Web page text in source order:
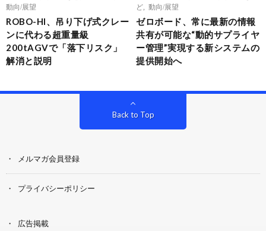
動向/展望
ROBO-HI、吊り下げ式クレー
ンに代わる超重量級
200tAGVで「落下リスク」
解消と説明
ど
動向/展望
ゼロボード、常に最新の情報
共有が可能な“動的サプライヤ
ー管理”実現する新システムの
提供開始へ
Back to Top
メルマガ会員登録
プライバシーポリシー
広告掲載